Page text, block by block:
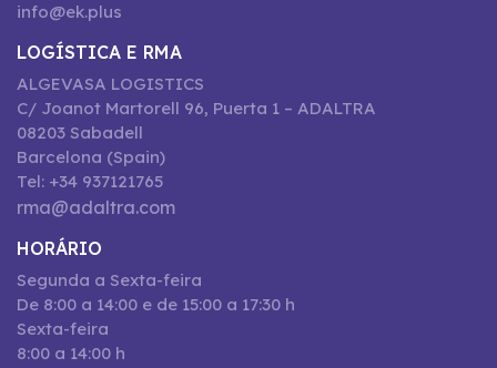
info@ek.plus
LOGÍSTICA E RMA
ALGEVASA LOGISTICS
C/ Joanot Martorell 96, Puerta 1 – ADALTRA
08203 Sabadell
Barcelona (Spain)
Tel: +34 937121765
rma@adaltra.com
HORÁRIO
Segunda a Sexta-feira
De 8:00 a 14:00 e de 15:00 a 17:30 h
Sexta-feira
8:00 a 14:00 h